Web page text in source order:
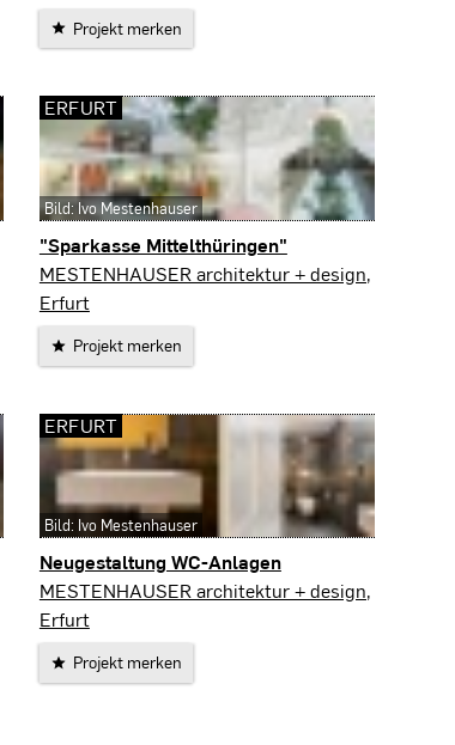
Projekt merken
"Sparkasse Mittelthüringen"
Erfurt
MESTENHAUSER architektur + design,
Erfurt
Projekt merken
ERFURT
Bild: Ivo Mestenhauser
Neugestaltung WC-Anlagen
Erfurt
MESTENHAUSER architektur + design,
Erfurt
Projekt merken
ERFURT
Bild: Ivo Mestenhauser